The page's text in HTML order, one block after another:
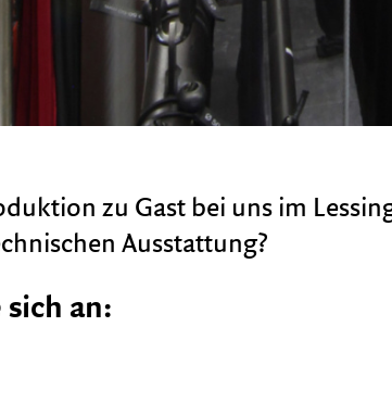
zu Gast bei uns im
Ausstattung?
an: